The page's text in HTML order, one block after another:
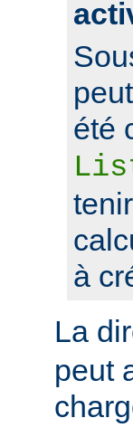
été
à
La
peut